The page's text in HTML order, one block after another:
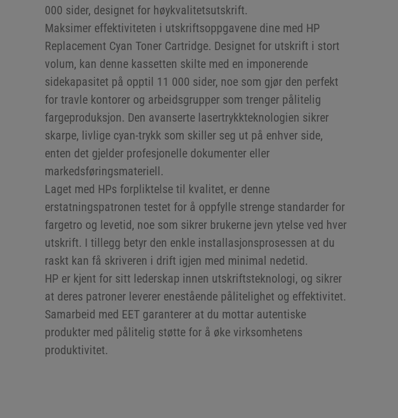
000 sider, designet for høykvalitetsutskrift.
Maksimer effektiviteten i utskriftsoppgavene dine med HP
Replacement Cyan Toner Cartridge. Designet for utskrift i stort
volum, kan denne kassetten skilte med en imponerende
sidekapasitet på opptil 11 000 sider, noe som gjør den perfekt
for travle kontorer og arbeidsgrupper som trenger pålitelig
fargeproduksjon. Den avanserte lasertrykkteknologien sikrer
skarpe, livlige cyan-trykk som skiller seg ut på enhver side,
enten det gjelder profesjonelle dokumenter eller
markedsføringsmateriell.
Laget med HPs forpliktelse til kvalitet, er denne
erstatningspatronen testet for å oppfylle strenge standarder for
fargetro og levetid, noe som sikrer brukerne jevn ytelse ved hver
utskrift. I tillegg betyr den enkle installasjonsprosessen at du
raskt kan få skriveren i drift igjen med minimal nedetid.
HP er kjent for sitt lederskap innen utskriftsteknologi, og sikrer
at deres patroner leverer enestående pålitelighet og effektivitet.
Samarbeid med EET garanterer at du mottar autentiske
produkter med pålitelig støtte for å øke virksomhetens
produktivitet.